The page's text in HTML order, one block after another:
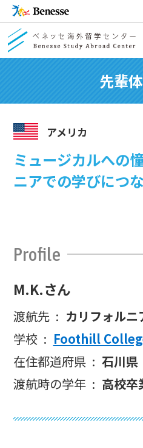
先輩
アメリカ
ミュージカルへの
ニアでの学びにつ
Profile
M.K.さん
渡航先
カリフォルニ
学校
Foothill
在住都道府県
石川県
渡航時の学年
高校卒